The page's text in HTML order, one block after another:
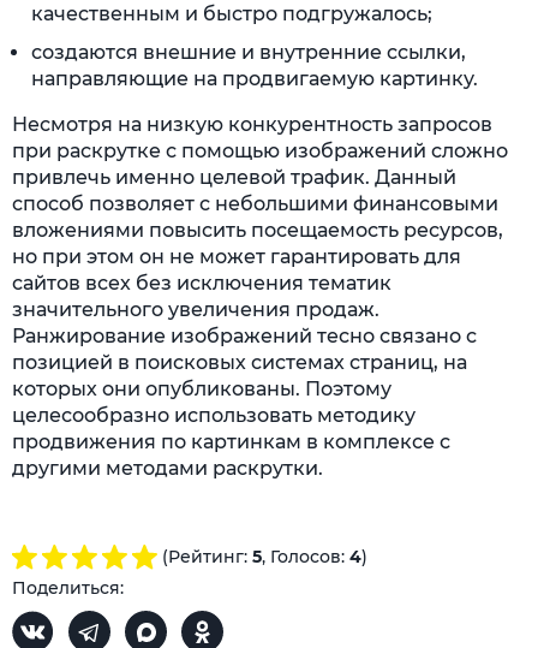
качественным и быстро подгружалось;
создаются внешние и внутренние ссылки,
направляющие на продвигаемую картинку.
Несмотря на низкую конкурентность запросов
при раскрутке с помощью изображений сложно
привлечь именно целевой трафик. Данный
способ позволяет с небольшими финансовыми
вложениями повысить посещаемость ресурсов,
но при этом он не может гарантировать для
сайтов всех без исключения тематик
значительного увеличения продаж.
Ранжирование изображений тесно связано с
позицией в поисковых системах страниц, на
которых они опубликованы. Поэтому
целесообразно использовать методику
продвижения по картинкам в комплексе с
другими методами раскрутки.
(Рейтинг: 5, Голосов: 4)
Поделиться: